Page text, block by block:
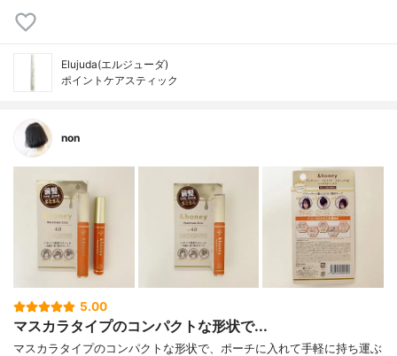
Elujuda(エルジューダ)
ポイントケアスティック
non
5.00
マスカラタイプのコンパクトな形状で...
マスカラタイプのコンパクトな形状で、ポーチに入れて手軽に持ち運ぶ